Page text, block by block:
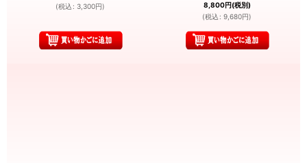
(税込 : 3,300円) 8,800円(税別)
(税込 : 9,680円)